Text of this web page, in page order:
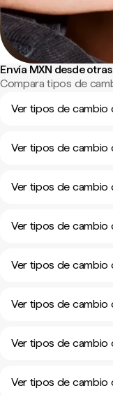
Envía MXN desde
Compara tipos de
Ver tipos de cambio
Ver tipos de cambio
Ver tipos de cambio
Ver tipos de cambio
Ver tipos de cambio
Ver tipos de cambio
Ver tipos de cambio
Ver tipos de cambio